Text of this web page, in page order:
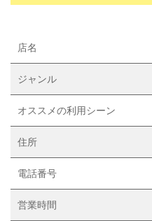
店名
ジャンル
オススメの利用シーン
住所
電話番号
営業時間